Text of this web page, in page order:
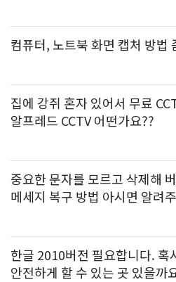
컴퓨터, 노트북 화면 캡처 방법
집에 강쥐 혼자 있어서 무료
알프레드 CCTV 어떤가요??
중요한 문자를 모르고 삭제해
메세지 복구 방법 아시면 알려
한글 2010버전 필요합니다. 혹
안전하게 할 수 있는 곳 있을까